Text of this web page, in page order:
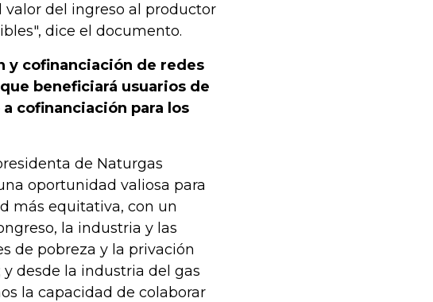
del ingreso al productor
dice el documento.
y cofinanciación de redes
beneficiará usuarios de
cofinanciación para los
de Naturgas
oportunidad valiosa para
más equitativa, con un
la industria y las
de pobreza y la privación
desde la industria del gas
la capacidad de colaborar